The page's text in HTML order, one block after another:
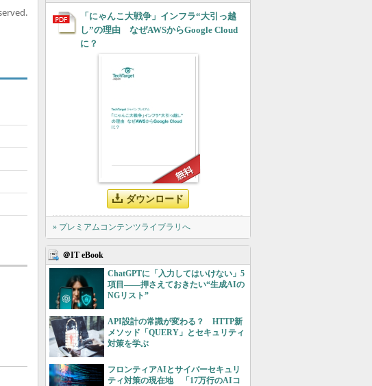
「にゃんこ大戦争」インフラ“大引っ越
し”の理由 なぜAWSからGoogle Cloud
に？
ダウンロード
» プレミアムコンテンツライブラリへ
＠IT eBook
ChatGPTに「入力してはいけない」5
項目――押さえておきたい“生成AIの
NGリスト”
API設計の常識が変わる？ HTTP新
メソッド「QUERY」とセキュリティ
対策を学ぶ
フロンティアAIとサイバーセキュリ
ティ対策の現在地 「17万行のAIコ